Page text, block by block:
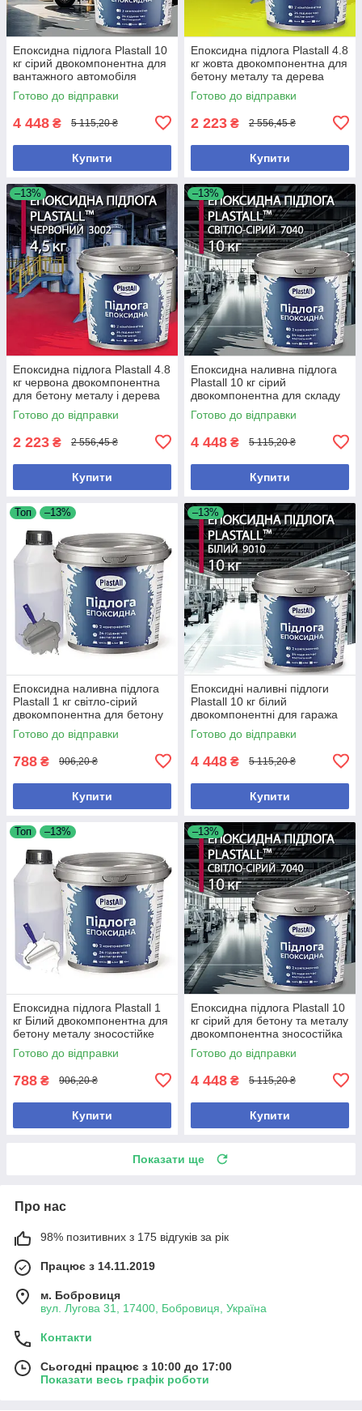
Епоксидна підлога Plastall 10
кг сірий двокомпонентна для
вантажного автомобіля
зносостійке покриття
Готово до відправки
4 448 ₴ 5 115,20 ₴
Купити
Епоксидна підлога Plastall 4.8
кг жовта двокомпонентна для
бетону металу та дерева
зносостійка
Готово до відправки
2 223 ₴ 2 556,45 ₴
Купити
–13%
Епоксидна підлога Plastall 4.8
кг червона двокомпонентна
для бетону металу і дерева
зносостійка
Готово до відправки
2 223 ₴ 2 556,45 ₴
Купити
–13%
Епоксидна наливна підлога
Plastall 10 кг сірий
двокомпонентна для складу
та гаража зносостійка
Готово до відправки
4 448 ₴ 5 115,20 ₴
Купити
Топ –13%
Епоксидна наливна підлога
Plastall 1 кг світло-сірий
двокомпонентна для бетону
та металу зносостійка
Готово до відправки
788 ₴ 906,20 ₴
Купити
–13%
Епоксидні наливні підлоги
Plastall 10 кг білий
двокомпонентні для гаража
та складу зносостійкі
Готово до відправки
4 448 ₴ 5 115,20 ₴
Купити
Топ –13%
Епоксидна підлога Plastall 1
кг Білий двокомпонентна для
бетону металу зносостійке
покриття
Готово до відправки
788 ₴ 906,20 ₴
Купити
–13%
Епоксидна підлога Plastall 10
кг сірий для бетону та металу
двокомпонентна зносостійка
Готово до відправки
4 448 ₴ 5 115,20 ₴
Купити
Показати ще
Про нас
98% позитивних з 175 відгуків за рік
Працює з 14.11.2019
м. Бобровиця
вул. Лугова 31, 17400, Бобровиця, Україна
Контакти
Сьогодні працює з 10:00 до 17:00
Показати весь графік роботи